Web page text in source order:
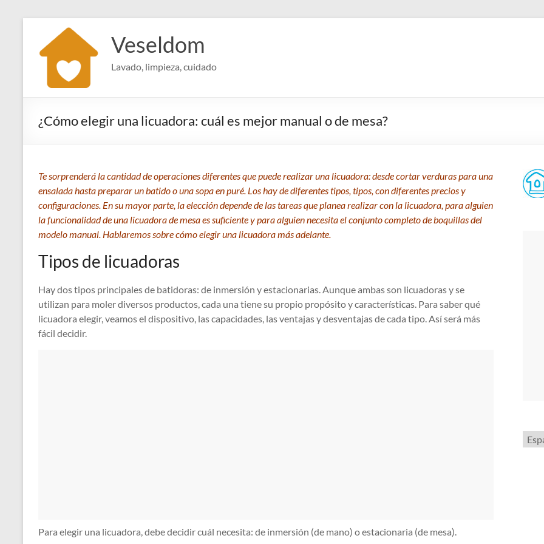
contenido
Veseldom
Lavado, limpieza, cuidado
¿Cómo elegir una licuadora: cuál es mejor manual o de mesa?
Te sorprenderá la cantidad de operaciones diferentes que puede realizar una licuadora: desde cortar verduras para una
ensalada hasta preparar un batido o una sopa en puré. Los hay de diferentes tipos, tipos, con diferentes precios y
configuraciones. En su mayor parte, la elección depende de las tareas que planea realizar con la licuadora, para alguien
la funcionalidad de una licuadora de mesa es suficiente y para alguien necesita el conjunto completo de boquillas del
modelo manual. Hablaremos sobre cómo elegir una licuadora más adelante.
Tipos de licuadoras
Hay dos tipos principales de batidoras: de inmersión y estacionarias. Aunque ambas son licuadoras y se
utilizan para moler diversos productos, cada una tiene su propio propósito y características. Para saber qué
licuadora elegir, veamos el dispositivo, las capacidades, las ventajas y desventajas de cada tipo. Así será más
fácil decidir.
Para elegir una licuadora, debe decidir cuál necesita: de inmersión (de mano) o estacionaria (de mesa).
un